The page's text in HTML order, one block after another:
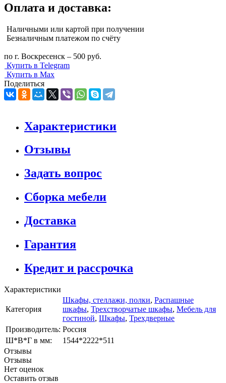
Оплата и доставка:
Наличными или картой при получении
Безналичным платежом по счёту
по г. Воскресенск – 500 руб.
Купить в Telegram
Купить в Max
Поделиться
Характеристики
Отзывы
Задать вопрос
Сборка мебели
Доставка
Гарантия
Кредит и рассрочка
Характеристики
Категория
Шкафы, стеллажи, полки, Распашные
шкафы, Трехстворчатые шкафы, Мебель для
гостиной, Шкафы, Трехдверные
Производитель: Россия
Ш*В*Г в мм:
1544*2222*511
Отзывы
Отзывы
Нет оценок
Оставить отзыв